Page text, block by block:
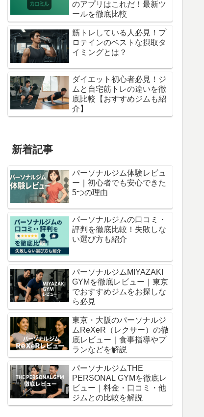
のアプリはこれだ！最新ツ
ールを徹底比較
筋トレしている人必見！プ
ロテインのベストな摂取タ
イミングとは？
ダイエット初心者必見！ジ
ムと自宅筋トレの違いを徹
底比較【おすすめジムも紹
介】
新着記事
パーソナルジム体験レビュ
ー｜初心者でも安心できた
5つの理由
パーソナルジムの口コミ・
評判を徹底比較！失敗しな
い選び方も紹介
パーソナルジムMIYAZAKI
GYMを徹底レビュー｜東京
でおすすめジムをお探しな
ら必見
東京・大阪のパーソナルジ
ムReXeR（レクサー）の徹
底レビュー｜食事指導やプ
ランなどを解説
パーソナルジムTHE
PERSONAL GYMを徹底レ
ビュー｜料金・口コミ・他
ジムとの比較を解説